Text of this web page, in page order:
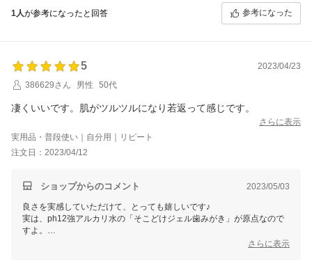
使い方ひとつで感じ方や効果が変わりますので、何でも お気軽に ご連
絡くださいね。
銀座まるかん専門店オーロラ
オーロラひとりさんカフェ
代表 高津きみ花
1人が参考になったと回答 参考になった
5
2023/04/23
386629さん
男性 50代
凄くいいです。肌がツルツルになり若返って感じです。
さらに表示
実用品・普段使い｜自分用｜リピート
注文日：2023/04/12
ショップからのコメント 2023/05/03
良さを実感していただけて、とっても嬉しいです♪
実は、ph12強アルカリ水の「そこどけジェル歯みがき」が原点なので
すよ。
クリームをつくってみたら、どうだろう？という発想から生まれていま
さらに表示